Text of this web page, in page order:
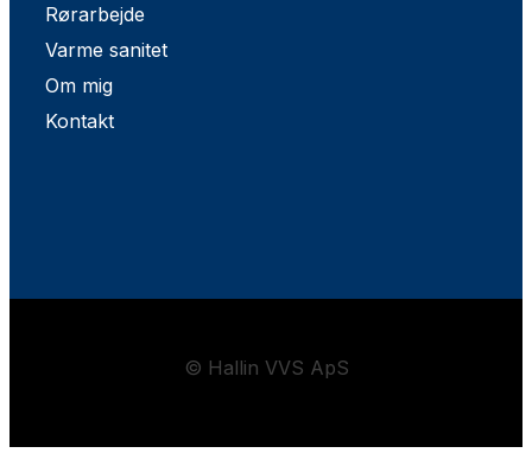
Rørarbejde
Varme sanitet
Om mig
Kontakt
© Hallin VVS ApS